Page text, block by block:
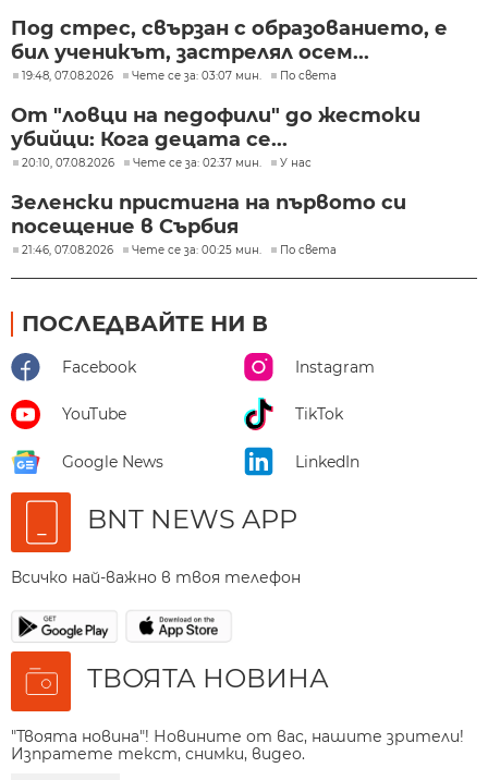
Под стрес, свързан с образованието, е
бил ученикът, застрелял осем...
19:48, 07.08.2026 Чете се за: 03:07 мин. По света
От "ловци на педофили" до жестоки
убийци: Кога децата се...
20:10, 07.08.2026 Чете се за: 02:37 мин. У нас
Зеленски пристигна на първото си
посещение в Сърбия
21:46, 07.08.2026 Чете се за: 00:25 мин. По света
ПОСЛЕДВАЙТЕ НИ В
Facebook Instagram
YouTube TikTok
Google News LinkedIn
BNT NEWS APP
Всичко най-важно в твоя телефон
ТВОЯТА НОВИНА
"Твоята новина"! Новините от вас, нашите зрители!
Изпратете текст, снимки, видео.